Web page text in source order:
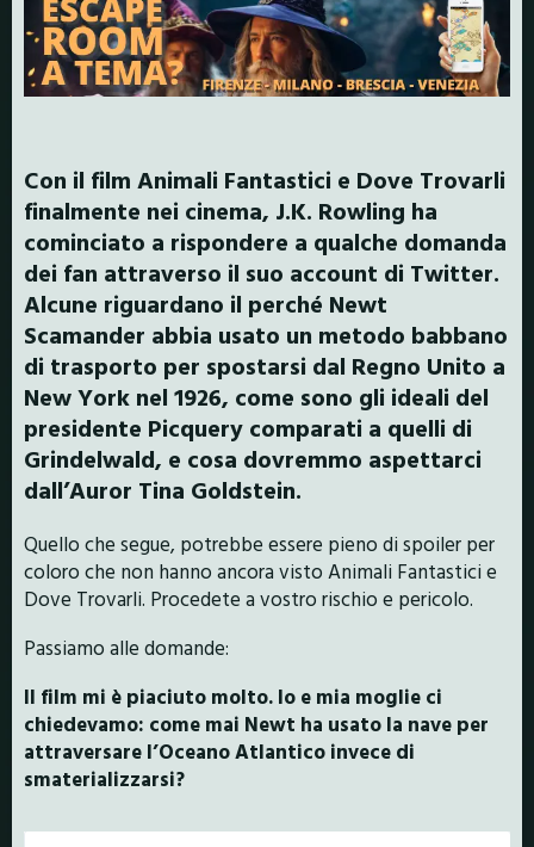
Con il film Animali Fantastici e Dove Trovarli
finalmente nei cinema, J.K. Rowling ha
cominciato a rispondere a qualche domanda
dei fan attraverso il suo account di Twitter.
Alcune riguardano il perché Newt
Scamander abbia usato un metodo babbano
di trasporto per spostarsi dal Regno Unito a
New York nel 1926, come sono gli ideali del
presidente Picquery comparati a quelli di
Grindelwald, e cosa dovremmo aspettarci
dall’Auror Tina Goldstein.
Quello che segue, potrebbe essere pieno di spoiler per
coloro che non hanno ancora visto Animali Fantastici e
Dove Trovarli. Procedete a vostro rischio e pericolo.
Passiamo alle domande:
Il film mi è piaciuto molto. Io e mia moglie ci
chiedevamo: come mai Newt ha usato la nave per
attraversare l’Oceano Atlantico invece di
smaterializzarsi?